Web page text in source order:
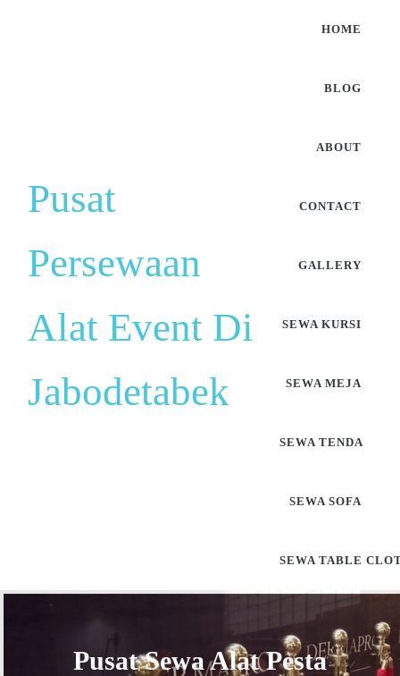
Pusat
Persewaan
Alat Event Di
Jabodetabek
HOME
BLOG
ABOUT
CONTACT
GALLERY
SEWA KURSI
SEWA MEJA
SEWA TENDA
SEWA SOFA
SEWA TABLE
Pusat Sewa Alat Pesta